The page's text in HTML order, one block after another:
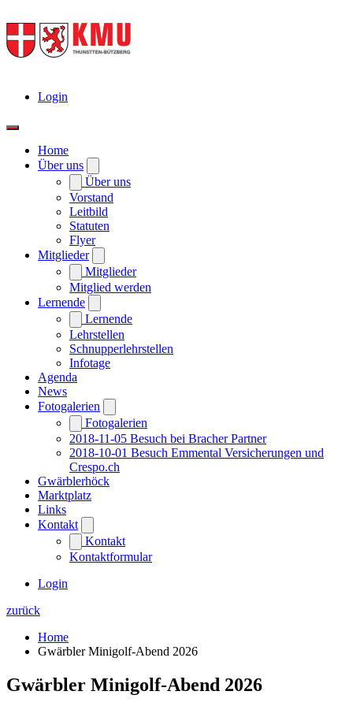
Login
Home
Über uns
Über uns
Vorstand
Leitbild
Statuten
Flyer
Mitglieder
Mitglieder
Mitglied werden
Lernende
Lernende
Lehrstellen
Schnupperlehrstellen
Infotage
Agenda
News
Fotogalerien
Fotogalerien
2018-11-05 Besuch bei Bracher Partner
2018-10-01 Besuch Emmental Versicherungen und
Crespo.ch
Gwärblerhöck
Marktplatz
Links
Kontakt
Kontakt
Kontaktformular
Login
zurück
Home
Gwärbler Minigolf-Abend 2026
Gwärbler Minigolf-Abend 2026